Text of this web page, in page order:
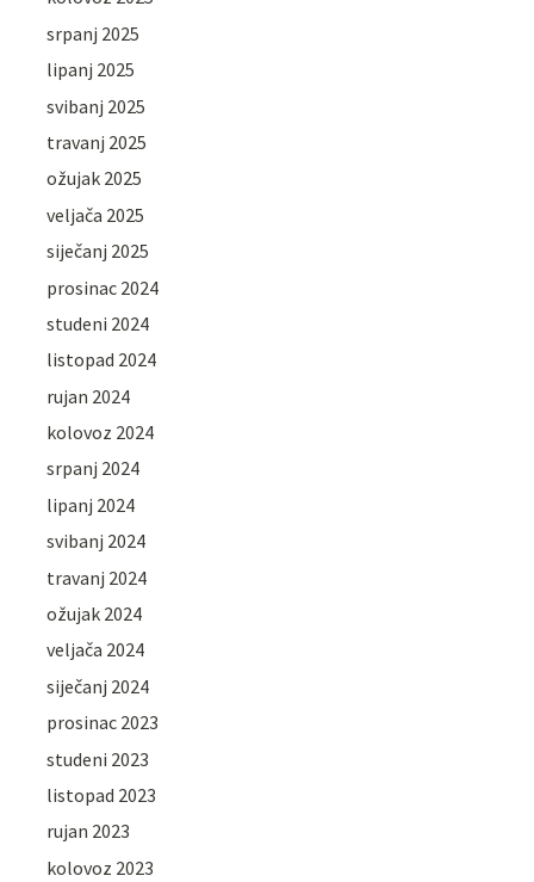
srpanj 2025
lipanj 2025
svibanj 2025
travanj 2025
ožujak 2025
veljača 2025
siječanj 2025
prosinac 2024
studeni 2024
listopad 2024
rujan 2024
kolovoz 2024
srpanj 2024
lipanj 2024
svibanj 2024
travanj 2024
ožujak 2024
veljača 2024
siječanj 2024
prosinac 2023
studeni 2023
listopad 2023
rujan 2023
kolovoz 2023